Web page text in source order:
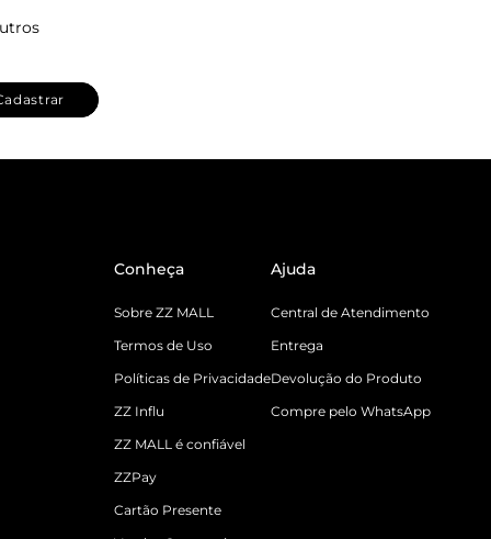
Conheça
Sobre ZZ MALL
Termos de Uso
Políticas de Privacidade
ZZ Influ
ZZ MALL é confiável
ZZPay
Cartão Presente
Ajuda
Central de Atendimento
Entrega
Devolução do Produto
Compre pelo WhatsApp